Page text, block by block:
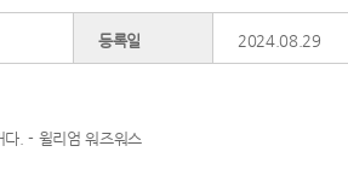
등록일 2024.08.29
다. - 윌리엄 워즈워스